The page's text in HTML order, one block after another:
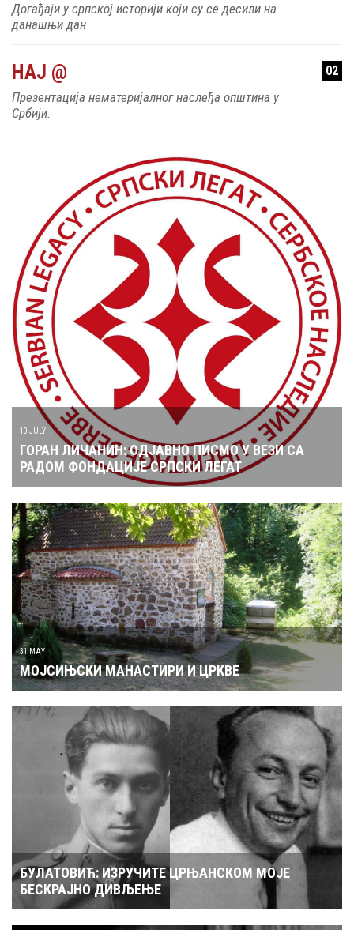
Догађаји у српској историји који су се десили на
данашњи дан
НАЈ @ 02
Презентација нематеријалног наслеђа општина у
Србији.
10 JULY
ГОРАН ЛИЧАНИН: ОДЈАВНО ПИСМО У ВЕЗИ СА
РАДОМ ФОНДАЦИЈЕ СРПСКИ ЛЕГАТ
31 MAY
МОЈСИЊСКИ МАНАСТИРИ И ЦРКВЕ
БУЛАТОВИЋ: ИЗРУЧИТЕ ЦРЊАНСКОМ МОЈЕ
БЕСКРАЈНО ДИВЉЕЊЕ